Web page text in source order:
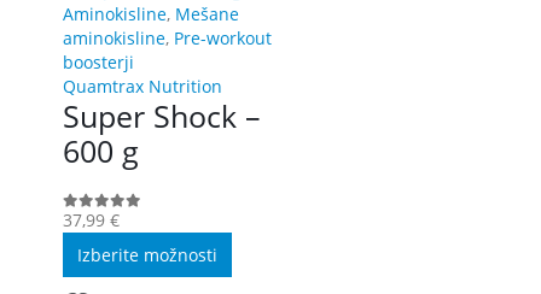
Aminokisline, Mešane
aminokisline, Pre-workout
boosterji
Quamtrax Nutrition
Super Shock –
600 g
0out of 5
37,99 €
Izberite možnosti